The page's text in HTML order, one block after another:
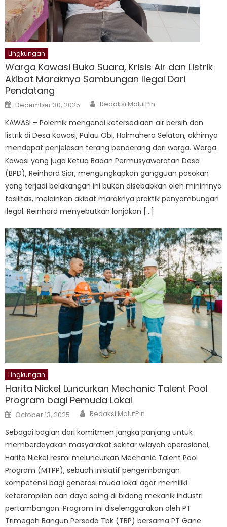
Lingkungan
Warga Kawasi Buka Suara, Krisis Air dan Listrik
Akibat Maraknya Sambungan Ilegal Dari
Pendatang
Posted
on
December 30, 2025 Author
Redaksi MalutPin
KAWASI – Polemik mengenai ketersediaan air bersih dan
listrik di Desa Kawasi, Pulau Obi, Halmahera Selatan, akhirnya
mendapat penjelasan terang benderang dari warga. Warga
Kawasi yang juga Ketua Badan Permusyawaratan Desa
(BPD), Reinhard Siar, mengungkapkan gangguan pasokan
yang terjadi belakangan ini bukan disebabkan oleh minimnya
fasilitas, melainkan akibat maraknya praktik penyambungan
ilegal. Reinhard menyebutkan lonjakan […]
Lingkungan
Harita Nickel Luncurkan Mechanic Talent Pool
Program bagi Pemuda Lokal
Posted
on
October 13, 2025 Author
Redaksi MalutPin
Sebagai bagian dari komitmen jangka panjang untuk
memberdayakan masyarakat sekitar wilayah operasional,
Harita Nickel resmi meluncurkan Mechanic Talent Pool
Program (MTPP), sebuah inisiatif pengembangan
kompetensi bagi generasi muda lokal agar memiliki
keterampilan dan daya saing di bidang mekanik industri
pertambangan. Program ini diselenggarakan oleh PT
Trimegah Bangun Persada Tbk (TBP) bersama PT Gane